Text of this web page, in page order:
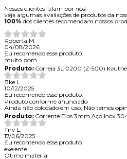
Nossos clientes falam por nós!
veja algumas avaliações de produtos da
100% dos clientes recomendam nossos
Roberta M.
04/08/2026
Eu recomendo esse produto.
muito bom
Produto:Correia 3L 0200 (Z-500)
Bke L.
10/12/2025
Eu recomendo esse produto.
Produto conforme anunciado
Ainda não colocado em uso, Não temos
Produto:Corrente Elos 3mm Aço Inox
Fnv L.
17/06/2025
Eu recomendo esse produto.
exelente
Otimo material